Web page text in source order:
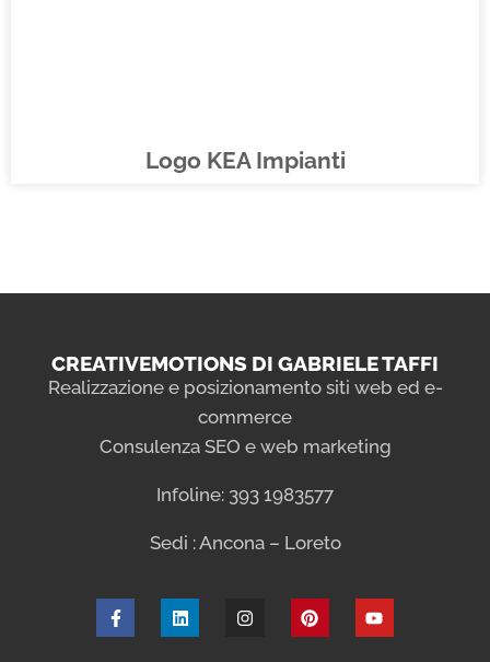
Logo KEA Impianti
CREATIVEMOTIONS DI GABRIELE TAFFI
Realizzazione e posizionamento siti web ed e-
commerce
Consulenza SEO e web marketing
Infoline: 393 1983577
Sedi : Ancona – Loreto